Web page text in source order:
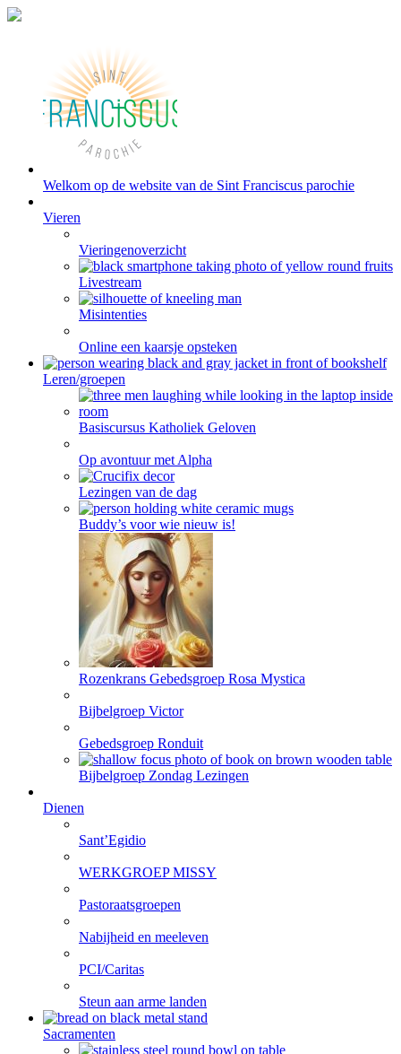
Welkom op de website van de Sint Franciscus parochie
Vieren
Vieringenoverzicht
Livestream
Misintenties
Online een kaarsje opsteken
Leren/groepen
Basiscursus Katholiek Geloven
Op avontuur met Alpha
Lezingen van de dag
Buddy’s voor wie nieuw is!
Rozenkrans Gebedsgroep Rosa Mystica
Bijbelgroep Victor
Gebedsgroep Ronduit
Bijbelgroep Zondag Lezingen
Dienen
Sant’Egidio
WERKGROEP MISSY
Pastoraatsgroepen
Nabijheid en meeleven
PCI/Caritas
Steun aan arme landen
Sacramenten